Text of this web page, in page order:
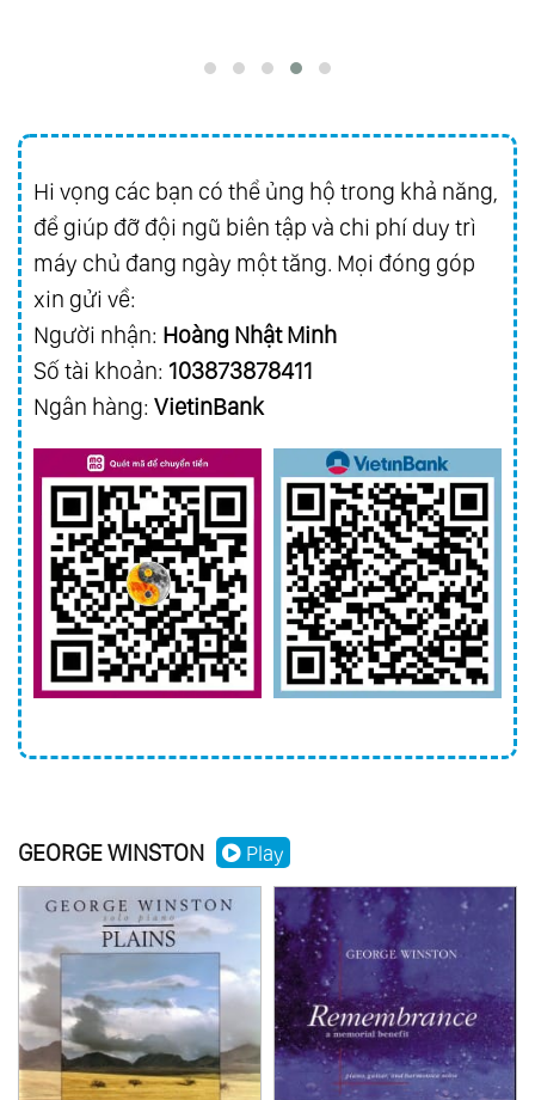
Hi vọng các bạn có thể ủng hộ trong khả năng,
để giúp đỡ đội ngũ biên tập và chi phí duy trì
máy chủ đang ngày một tăng. Mọi đóng góp
xin gửi về:
Người nhận: Hoàng Nhật Minh
Số tài khoản: 103873878411
Ngân hàng: VietinBank
GEORGE WINSTON Play